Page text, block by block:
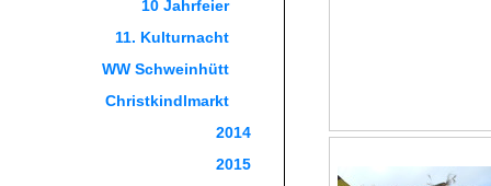
10 Jahrfeier
11. Kulturnacht
WW Schweinhütt
Christkindlmarkt
2014
2015